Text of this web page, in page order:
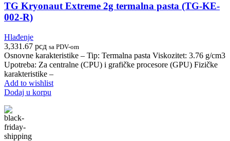
TG Kryonaut Extreme 2g termalna pasta (TG-KE-
002-R)
Hlađenje
3,331.67 рсд sa PDV-om
Osnovne karakteristike – Tip: Termalna pasta Viskozitet: 3.76 g/cm3
Upotreba: Za centralne (CPU) i grafičke procesore (GPU) Fizičke
karakteristike –
Add to wishlist
Dodaj u korpu